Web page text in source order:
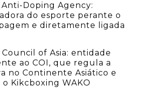
Doping Agency:
do esporte perante o
e diretamente ligada
of Asia: entidade
ao COI, que regula a
no Continente Asiático e
Kikcboxing WAKO